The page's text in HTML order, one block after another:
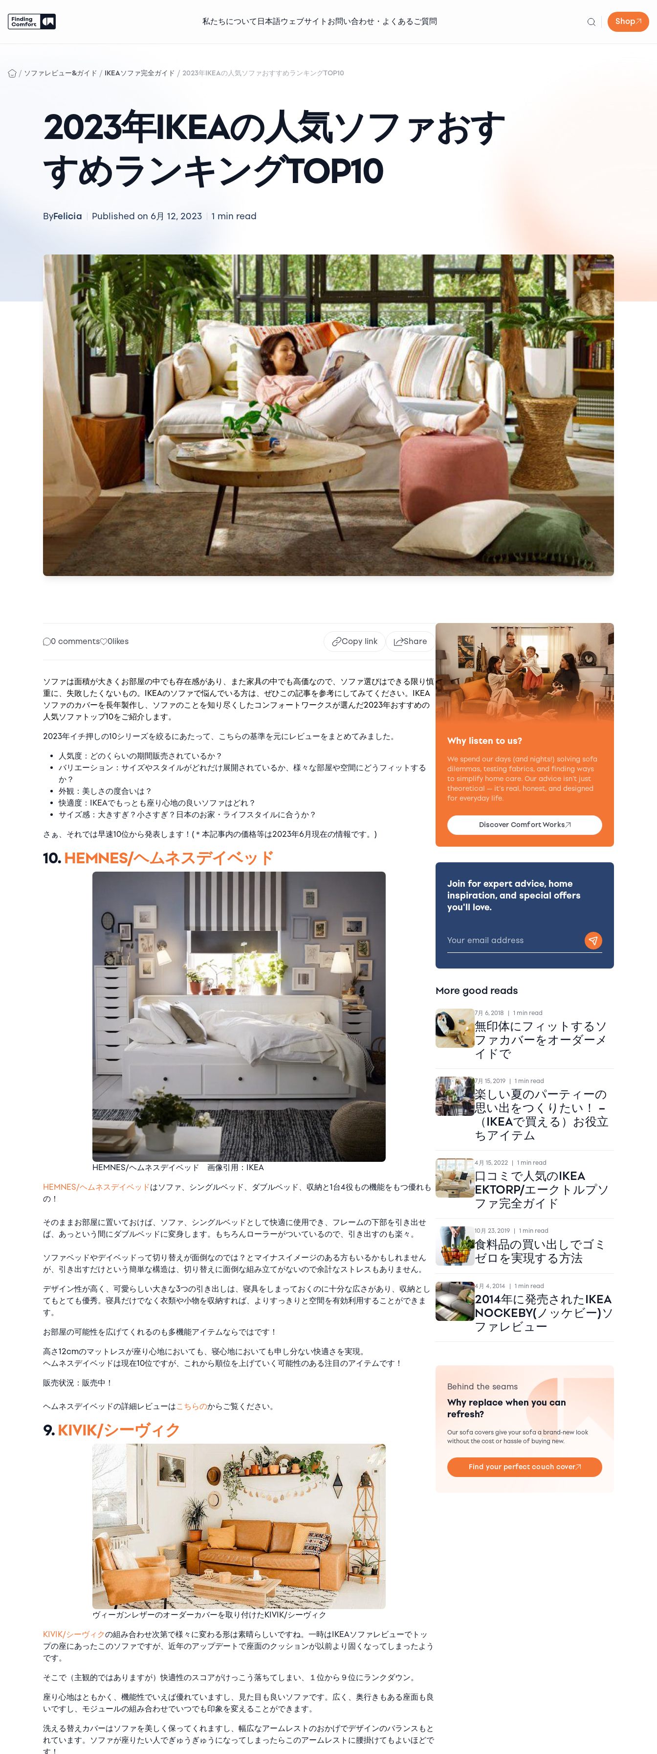
私たちについて 日本語ウェブサイト お問い合わせ・よくあるご質問 Shop
content
/ ソファレビュー&ガイド / IKEAソファ完全ガイド / 2023年IKEAの人気ソファおすすめランキングTOP10
2023年IKEAの人気ソファおす
すめランキングTOP10
ByFelicia Published on 6月 12, 2023 1 min read
0 comments 0likes Copy link Share
ソファは面積が大きくお部屋の中でも存在感があり、また家具の中でも高価なので、ソファ選びはできる限り慎
重に、失敗したくないもの。IKEAのソファで悩んでいる方は、ぜひこの記事を参考にしてみてください。IKEA
ソファのカバーを長年製作し、ソファのことを知り尽くしたコンフォートワークスが選んだ2023年おすすめの
人気ソファトップ10をご紹介します。
2023年イチ押しの10シリーズを絞るにあたって、こちらの基準を元にレビューをまとめてみました。
人気度：どのくらいの期間販売されているか？
バリエーション：サイズやスタイルがどれだけ展開されているか、様々な部屋や空間にどうフィットする
か？
外観：美しさの度合いは？
快適度：IKEAでもっとも座り心地の良いソファはどれ？
サイズ感：大きすぎ？小さすぎ？日本のお家・ライフスタイルに合うか？
さぁ、それでは早速10位から発表します！(＊本記事内の価格等は2023年6月現在の情報です。)
10. HEMNES/ヘムネスデイベッド
HEMNES/ヘムネスデイベッド 画像引用：IKEA
HEMNES/ヘムネスデイベッドはソファ、シングルベッド、ダブルベッド、収納と1台4役もの機能をもつ優れも
の！
そのままお部屋に置いておけば、ソファ、シングルベッドとして快適に使用でき、フレームの下部を引き出せ
ば、あっという間にダブルベッドに変身します。もちろんローラーがついているので、引き出すのも楽々。
ソファベッドやデイベッドって切り替えが面倒なのでは？とマイナスイメージのある方もいるかもしれません
が、引き出すだけという簡単な構造は、切り替えに面倒な組み立てがないので余計なストレスもありません。
デザイン性が高く、可愛らしい大きな3つの引き出しは、寝具をしまっておくのに十分な広さがあり、収納とし
てもとても優秀。寝具だけでなく衣類や小物を収納すれば、よりすっきりと空間を有効利用することができま
す。
お部屋の可能性を広げてくれるのも多機能アイテムならではです！
高さ12cmのマットレスが座り心地においても、寝心地においても申し分ない快適さを実現。
ヘムネスデイベッドは現在10位ですが、これから順位を上げていく可能性のある注目のアイテムです！
販売状況：販売中！
ヘムネスデイベッドの詳細レビューはこちらのからご覧ください。
9. KIVIK/シーヴィク
ヴィーガンレザーのオーダーカバーを取り付けたKIVIK/シーヴィク
KIVIK/シーヴィクの組み合わせ次第で様々に変わる形は素晴らしいですね。一時はIKEAソファレビューでトッ
プの座にあったこのソファですが、近年のアップデートで座面のクッションが以前より固くなってしまったよう
です。
そこで（主観的ではありますが）快適性のスコアがけっこう落ちてしまい、１位から９位にランクダウン。
座り心地はともかく、機能性でいえば優れていますし、見た目も良いソファです。広く、奥行きもある座面も良
いですし、モジュールの組み合わせでいつでも印象を変えることができます。
洗える替えカバーはソファを美しく保ってくれますし、幅広なアームレストのおかげでデザインのバランスもと
れています。ソファが座りたい人でぎゅうぎゅうになってしまったらこのアームレストに腰掛けてもよいほどで
す！
Why listen to us?
We spend our days (and nights!) solving sofa
dilemmas, testing fabrics, and finding ways
to simplify home care. Our advice isn’t just
theoretical — it’s real, honest, and designed
for everyday life.
Discover Comfort Works
Join for expert advice, home
inspiration, and special offers
you'll love.
More good reads
7月 6, 2018 1 min read
無印体にフィットするソ
ファカバーをオーダーメ
イドで
7月 15, 2019 1 min read
楽しい夏のパーティーの
思い出をつくりたい！ –
（IKEAで買える）お役立
ちアイテム
4月 15, 2022 1 min read
口コミで人気のIKEA
EKTORP/エークトルプソ
ファ完全ガイド
10月 23, 2019 1 min read
食料品の買い出しでゴミ
ゼロを実現する方法
4月 4, 2014 1 min read
2014年に発売されたIKEA
NOCKEBY(ノッケビー)ソ
ファレビュー
Behind the seams
Why replace when you can
refresh?
Our sofa covers give your sofa a brand-new look
without the cost or hassle of buying new.
Find your perfect couch cover